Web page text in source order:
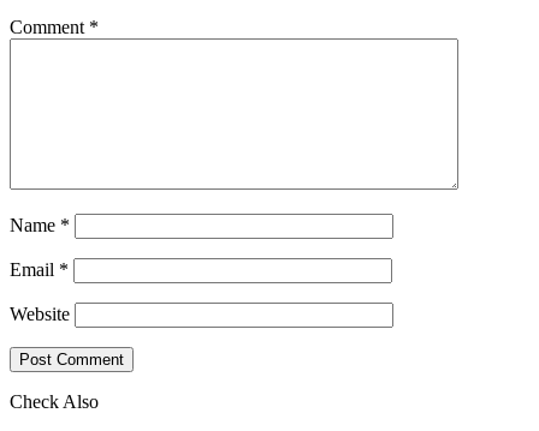
Comment *
Name *
Email *
Website
Check Also